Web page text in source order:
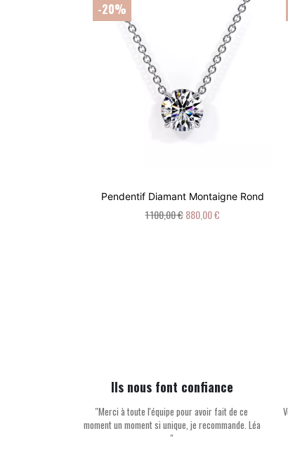
Pendentif Diamant Montaigne Rond
1 100,00 € 880,00 €
-20%
Ils nous font confiance
''Merci à toute l'équipe pour avoir fait de ce
moment un moment si unique, je recommande. Léa
''